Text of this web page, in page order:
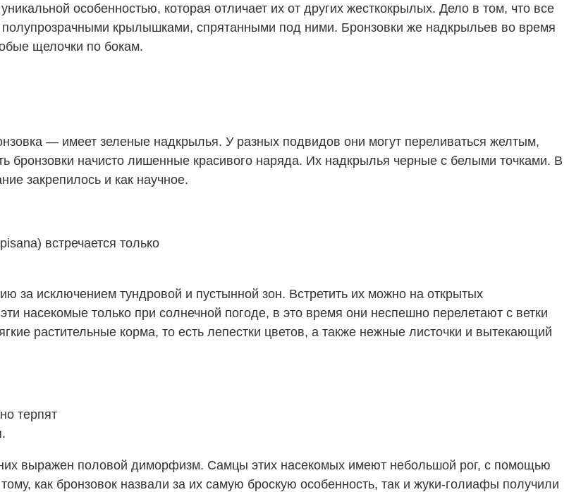
особенностью, которая отличает их от других жесткокрылых. Дело в том, что все
крылышками, спрятанными под ними. Бронзовки же надкрыльев во время
щелочки по бокам.
— имеет зеленые надкрылья. У разных подвидов они могут переливаться желтым,
начисто лишенные красивого наряда. Их надкрылья черные с белыми точками. В
закрепилось и как научное.
встречается только
за исключением тундровой и пустынной зон. Встретить их можно на открытых
насекомые только при солнечной погоде, в это время они неспешно перелетают с ветки
растительные корма, то есть лепестки цветов, а также нежные листочки и вытекающий
терпят
выражен половой диморфизм. Самцы этих насекомых имеют небольшой рог, с помощью
как бронзовок назвали за их самую броскую особенность, так и жуки-голиафы получили